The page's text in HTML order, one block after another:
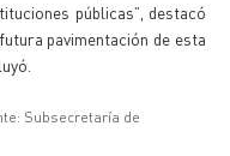
públicas”, destacó
pavimentación de esta
Subsecretaría de